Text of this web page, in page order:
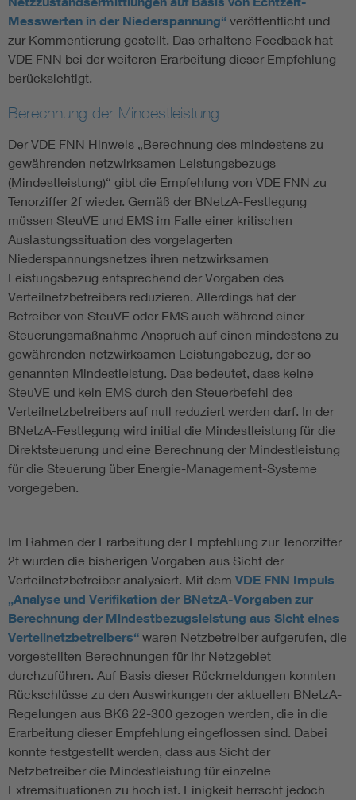
Messwerten in der Niederspannung“ veröffentlicht und
zur Kommentierung gestellt. Das erhaltene Feedback hat
VDE FNN bei der weiteren Erarbeitung dieser Empfehlung
berücksichtigt.
Berechnung der Mindestleistung
Der VDE FNN Hinweis „Berechnung des mindestens zu
gewährenden netzwirksamen Leistungsbezugs
(Mindestleistung)“ gibt die Empfehlung von VDE FNN zu
Tenorziffer 2f wieder. Gemäß der BNetzA-Festlegung
müssen SteuVE und EMS im Falle einer kritischen
Auslastungssituation des vorgelagerten
Niederspannungsnetzes ihren netzwirksamen
Leistungsbezug entsprechend der Vorgaben des
Verteilnetzbetreibers reduzieren. Allerdings hat der
Betreiber von SteuVE oder EMS auch während einer
Steuerungsmaßnahme Anspruch auf einen mindestens zu
gewährenden netzwirksamen Leistungsbezug, der so
genannten Mindestleistung. Das bedeutet, dass keine
SteuVE und kein EMS durch den Steuerbefehl des
Verteilnetzbetreibers auf null reduziert werden darf. In der
BNetzA-Festlegung wird initial die Mindestleistung für die
Direktsteuerung und eine Berechnung der Mindestleistung
für die Steuerung über Energie-Management-Systeme
vorgegeben.
Im Rahmen der Erarbeitung der Empfehlung zur Tenorziffer
2f wurden die bisherigen Vorgaben aus Sicht der
Verteilnetzbetreiber analysiert. Mit dem VDE FNN Impuls
„Analyse und Verifikation der BNetzA-Vorgaben zur
Berechnung der Mindestbezugsleistung aus Sicht eines
Verteilnetzbetreibers“ waren Netzbetreiber aufgerufen, die
vorgestellten Berechnungen für Ihr Netzgebiet
durchzuführen. Auf Basis dieser Rückmeldungen konnten
Rückschlüsse zu den Auswirkungen der aktuellen BNetzA-
Regelungen aus BK6 22-300 gezogen werden, die in die
Erarbeitung dieser Empfehlung eingeflossen sind. Dabei
konnte festgestellt werden, dass aus Sicht der
Netzbetreiber die Mindestleistung für einzelne
Extremsituationen zu hoch ist. Einigkeit herrscht jedoch